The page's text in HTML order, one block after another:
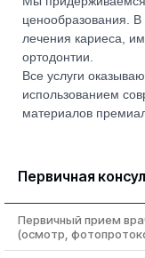
ценообразования. В
лечения кариеса,
ортодонтии.
Все услуги
использованием
материалов
Первичная
Первичный прием
(осмотр,